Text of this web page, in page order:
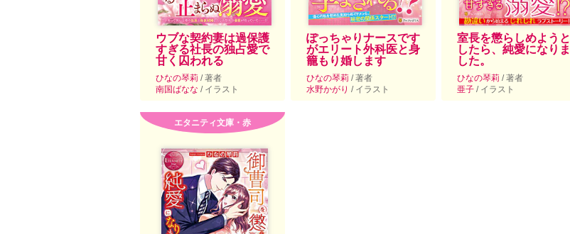
ウブな契約妻は過保護
すぎる社長の独占愛で
甘く囚われる
ひなの琴莉 / 著者
南国ばなな / イラスト
ぽっちゃりナースです
がエリート外科医と身
籠もり婚します
ひなの琴莉 / 著者
水野かがり / イラスト
室長を懲らしめようと
したら、純愛になりま
した。
ひなの琴莉 / 著者
亜子 / イラスト
エタニティ文庫・赤